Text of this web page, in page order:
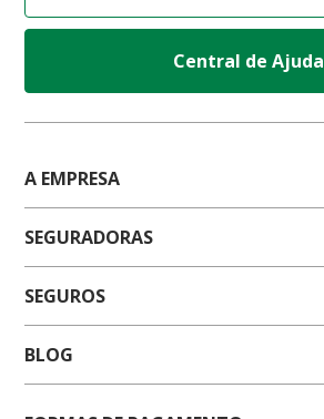
Central de Ajuda
A EMPRESA
SEGURADORAS
SEGUROS
BLOG